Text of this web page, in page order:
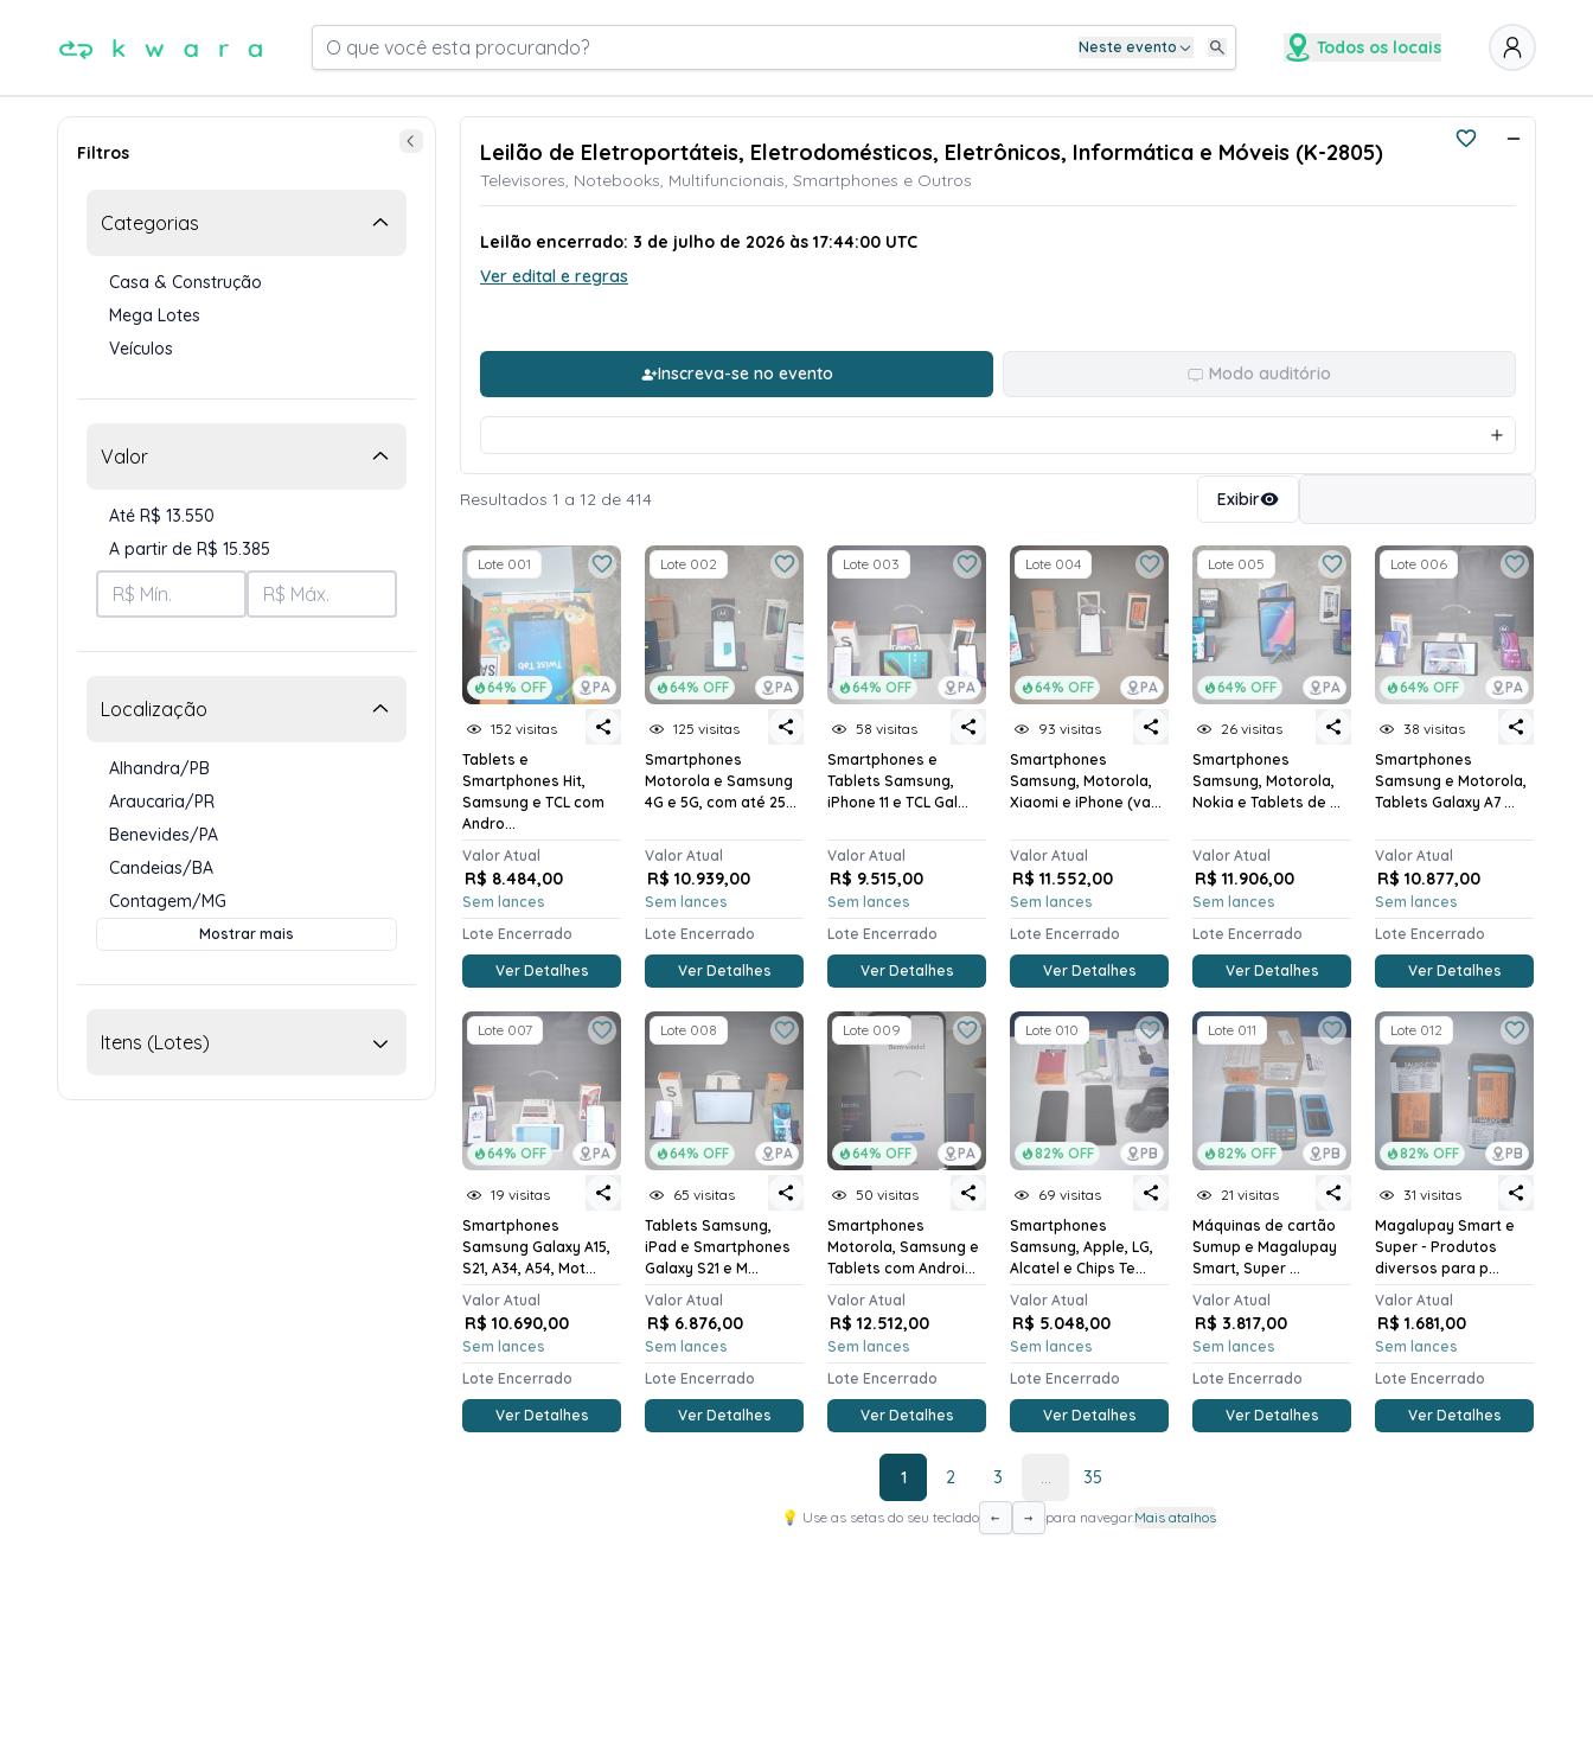
O que você esta procurando? Neste evento Todos os locais
Filtros
Categorias
Casa & Construção
Mega Lotes
Veículos
Valor
Até R$ 13.550
A partir de R$ 15.385
Localização
Alhandra/PB
Araucaria/PR
Benevides/PA
Candeias/BA
Contagem/MG
Mostrar mais
Itens (Lotes)
Leilão de Eletroportáteis, Eletrodomésticos, Eletrônicos, Informática e Móveis (K-2805)
Televisores, Notebooks, Multifuncionais, Smartphones e Outros
Leilão encerrado: 3 de julho de 2026 às 17:44:00 UTC
Ver edital e regras
Inscreva-se no evento Modo auditório
Resultados 1 a 12 de 414 Exibir
64% OFF PA
Lote 001
152 visitas
Tablets e
Smartphones Hit,
Samsung e TCL com
Andro...
Valor Atual
R$ 8.484,00
Sem lances
Lote Encerrado
Ver Detalhes
64% OFF PA
Lote 002
125 visitas
Smartphones
Motorola e Samsung
4G e 5G, com até 25...
Valor Atual
R$ 10.939,00
Sem lances
Lote Encerrado
Ver Detalhes
64% OFF PA
Lote 003
58 visitas
Smartphones e
Tablets Samsung,
iPhone 11 e TCL Gal...
Valor Atual
R$ 9.515,00
Sem lances
Lote Encerrado
Ver Detalhes
64% OFF PA
Lote 004
93 visitas
Smartphones
Samsung, Motorola,
Xiaomi e iPhone (va...
Valor Atual
R$ 11.552,00
Sem lances
Lote Encerrado
Ver Detalhes
64% OFF PA
Lote 005
26 visitas
Smartphones
Samsung, Motorola,
Nokia e Tablets de ...
Valor Atual
R$ 11.906,00
Sem lances
Lote Encerrado
Ver Detalhes
64% OFF PA
Lote 006
38 visitas
Smartphones
Samsung e Motorola,
Tablets Galaxy A7 ...
Valor Atual
R$ 10.877,00
Sem lances
Lote Encerrado
Ver Detalhes
64% OFF PA
Lote 007
19 visitas
Smartphones
Samsung Galaxy A15,
S21, A34, A54, Mot...
Valor Atual
R$ 10.690,00
Sem lances
Lote Encerrado
Ver Detalhes
64% OFF PA
Lote 008
65 visitas
Tablets Samsung,
iPad e Smartphones
Galaxy S21 e M...
Valor Atual
R$ 6.876,00
Sem lances
Lote Encerrado
Ver Detalhes
64% OFF PA
Lote 009
50 visitas
Smartphones
Motorola, Samsung e
Tablets com Androi...
Valor Atual
R$ 12.512,00
Sem lances
Lote Encerrado
Ver Detalhes
82% OFF PB
Lote 010
69 visitas
Smartphones
Samsung, Apple, LG,
Alcatel e Chips Te...
Valor Atual
R$ 5.048,00
Sem lances
Lote Encerrado
Ver Detalhes
82% OFF PB
Lote 011
21 visitas
Máquinas de cartão
Sumup e Magalupay
Smart, Super ...
Valor Atual
R$ 3.817,00
Sem lances
Lote Encerrado
Ver Detalhes
82% OFF PB
Lote 012
31 visitas
Magalupay Smart e
Super - Produtos
diversos para p...
Valor Atual
R$ 1.681,00
Sem lances
Lote Encerrado
Ver Detalhes
1 2 3 35
💡 Use as setas do seu teclado ← → para navegar.Mais atalhos